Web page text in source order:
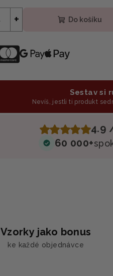
+ Do košíku
Sestav si
Nevíš, jestli ti produkt
4.9
60 000+
Vzorky jako bonus
ke každé objednávce